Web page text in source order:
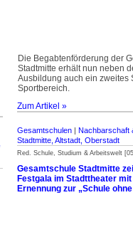
Die Begabtenförderung der
Stadtmitte erhält nun neben
Ausbildung auch ein zweites
Sportbereich.
Zum Artikel »
Gesamtschulen | Nachbarschaft
Stadtmitte, Altstadt, Oberstadt
Red. Schule, Studium & Arbeitswelt
Gesamtschule Stadtmitte
Festgala im Stadttheater
Ernennung zur „Schule